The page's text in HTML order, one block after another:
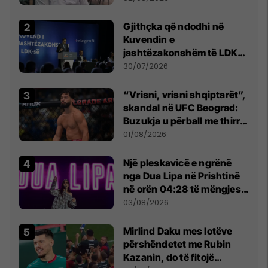
Gjithçka që ndodhi në
Kuvendin e
jashtëzakonshëm të LDK-
së
30/07/2026
“Vrisni, vrisni shqiptarët”,
skandal në UFC Beograd:
Buzukja u përball me thirrje
anti-shqiptare nga
01/08/2026
Një pleskavicë e ngrënë
nga Dua Lipa në Prishtinë
në orën 04:28 të mëngjesit
- dhe bota digjitale serbe
03/08/2026
Mirlind Daku mes lotëve
përshëndetet me Rubin
Kazanin, do të fitojë